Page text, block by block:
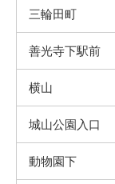
三輪田町
善光寺下駅前
横山
城山公園入口
動物園下